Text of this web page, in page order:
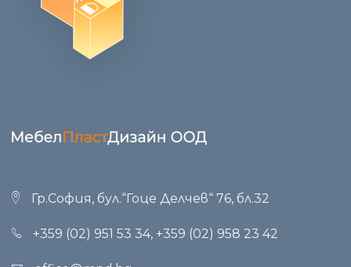
Гр.София, бул.“Гоце Делчев“ 76, бл.32
+359 (02) 951 53 34, +359 (02) 958 23 42